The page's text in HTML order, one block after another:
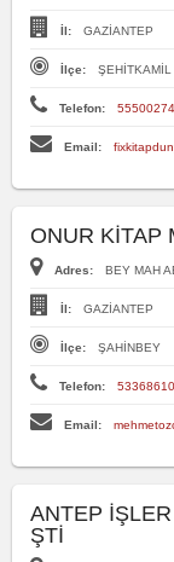
İl: GAZİANTEP
İlçe: ŞEHİTKAMİL
Telefon:
Email:
ONUR KİTAP
Adres: BEY MAH
İl: GAZİANTEP
İlçe: ŞAHİNBEY
Telefon:
Email:
ANTEP
ŞTİ